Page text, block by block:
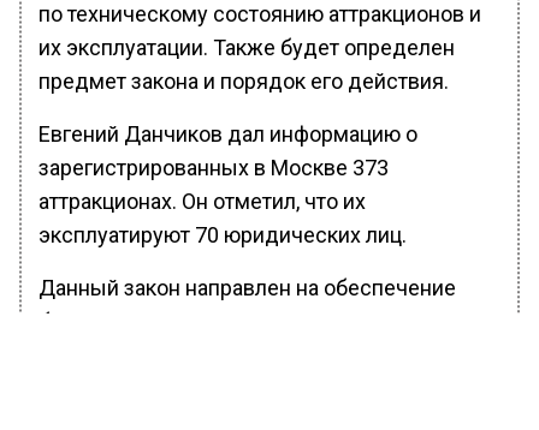
по техническому состоянию аттракционов и
их эксплуатации. Также будет определен
предмет закона и порядок его действия.
Евгений Данчиков дал информацию о
зарегистрированных в Москве 373
аттракционах. Он отметил, что их
эксплуатируют 70 юридических лиц.
Данный закон направлен на обеспечение
безопасности и регулирует правовые